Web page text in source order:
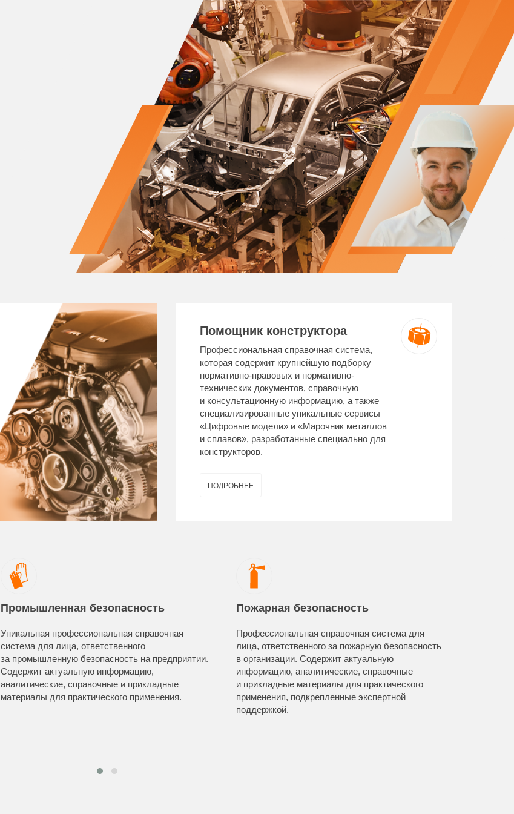
Помощник конструктора
Профессиональная справочная система,
которая содержит крупнейшую подборку
нормативно-правовых и нормативно-
технических документов, справочную
и консультационную информацию, а также
специализированные уникальные сервисы
«Цифровые модели» и «Марочник металлов
и сплавов», разработанные специально для
конструкторов.
ПОДРОБНЕЕ
Промышленная безопасность
Уникальная профессиональная справочная
система для лица, ответственного
за промышленную безопасность на предприятии.
Содержит актуальную информацию,
аналитические, справочные и прикладные
материалы для практического применения.
Пожарная безопасность
Профессиональная справочная система для
лица, ответственного за пожарную безопасность
в организации. Содержит актуальную
информацию, аналитические, справочные
и прикладные материалы для практического
применения, подкрепленные экспертной
поддержкой.